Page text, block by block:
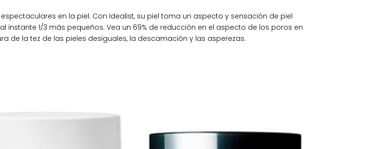
en la piel. Con Idealist, su piel toma un aspecto y sensación de piel
instante 1/3 más pequeños. Vea un 69% de reducción en el aspecto de los poros en
de la tez de las pieles desiguales, la descamación y las asperezas.